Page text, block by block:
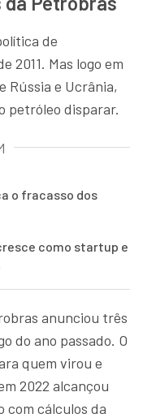
de
2011. Mas logo em
Rússia e Ucrânia,
petróleo disparar.
o fracasso dos
como startup e
anunciou três
do ano passado. O
quem virou e
2022 alcançou
com cálculos da